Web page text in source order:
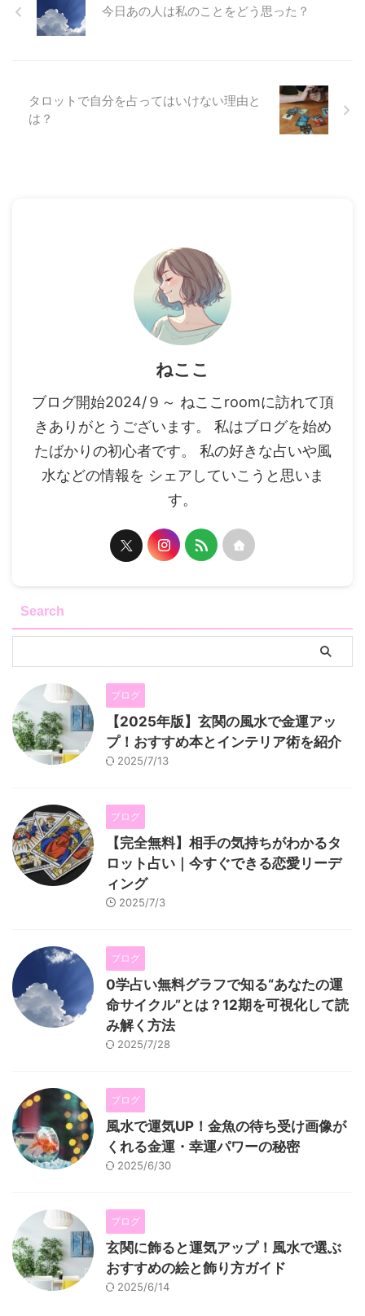
今日あの人は私のことをどう思った？
タロットで自分を占ってはいけない理由と
は？
ねここ
ブログ開始2024/９～ ねここroomに訪れて頂
きありがとうございます。 私はブログを始め
たばかりの初心者です。 私の好きな占いや風
水などの情報を シェアしていこうと思いま
す。
Search
ブログ
【2025年版】玄関の風水で金運アッ
プ！おすすめ本とインテリア術を紹介
2025/7/13
ブログ
【完全無料】相手の気持ちがわかるタ
ロット占い｜今すぐできる恋愛リーデ
ィング
2025/7/3
ブログ
0学占い無料グラフで知る“あなたの運
命サイクル”とは？12期を可視化して読
み解く方法
2025/7/28
ブログ
風水で運気UP！金魚の待ち受け画像が
くれる金運・幸運パワーの秘密
2025/6/30
ブログ
玄関に飾ると運気アップ！風水で選ぶ
おすすめの絵と飾り方ガイド
2025/6/14